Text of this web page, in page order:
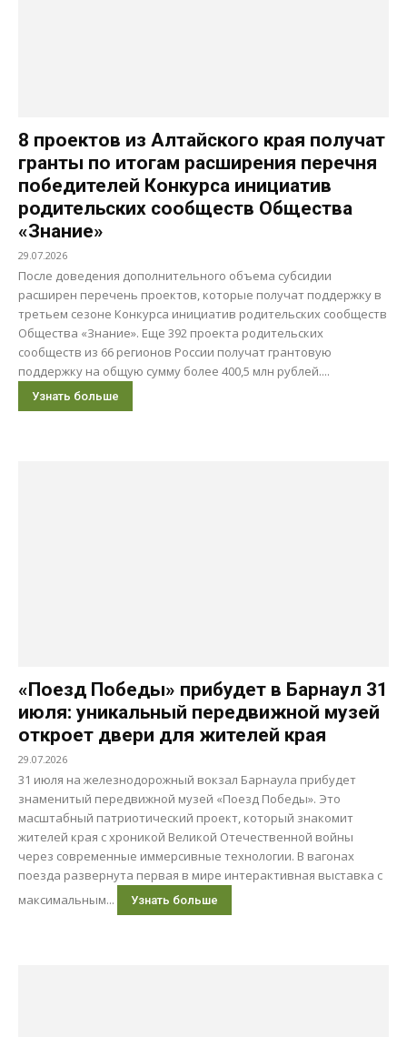
8 проектов из Алтайского края получат
гранты по итогам расширения перечня
победителей Конкурса инициатив
родительских сообществ Общества
«Знание»
29.07.2026
После доведения дополнительного объема субсидии
расширен перечень проектов, которые получат поддержку в
третьем сезоне Конкурса инициатив родительских сообществ
Общества «Знание». Еще 392 проекта родительских
сообществ из 66 регионов России получат грантовую
поддержку на общую сумму более 400,5 млн рублей....
Узнать больше
«Поезд Победы» прибудет в Барнаул 31
июля: уникальный передвижной музей
откроет двери для жителей края
29.07.2026
31 июля на железнодорожный вокзал Барнаула прибудет
знаменитый передвижной музей «Поезд Победы». Это
масштабный патриотический проект, который знакомит
жителей края с хроникой Великой Отечественной войны
через современные иммерсивные технологии. В вагонах
поезда развернута первая в мире интерактивная выставка с
максимальным...
Узнать больше